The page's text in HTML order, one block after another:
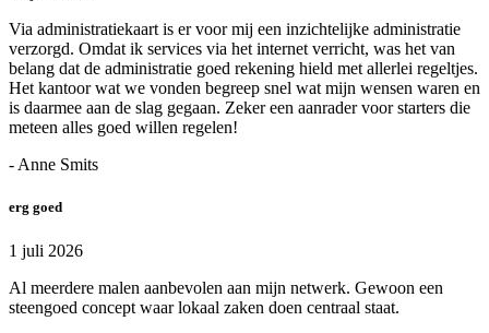
Via administratiekaart is er voor mij een inzichtelijke administratie
verzorgd. Omdat ik services via het internet verricht, was het van
belang dat de administratie goed rekening hield met allerlei regeltjes.
Het kantoor wat we vonden begreep snel wat mijn wensen waren en
is daarmee aan de slag gegaan. Zeker een aanrader voor starters die
meteen alles goed willen regelen!
- Anne Smits
erg goed
1 juli 2026
Al meerdere malen aanbevolen aan mijn netwerk. Gewoon een
steengoed concept waar lokaal zaken doen centraal staat.